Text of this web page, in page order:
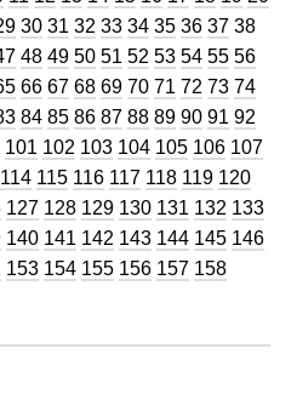
Trang
30 Trang
31 Trang
32 Trang
33 Trang
34 Trang
35 Trang
36 Trang
37 Trang
38
Trang
48 Trang
49 Trang
50 Trang
51 Trang
52 Trang
53 Trang
54 Trang
55 Trang
56
Trang
66 Trang
67 Trang
68 Trang
69 Trang
70 Trang
71 Trang
72 Trang
73 Trang
74
Trang
84 Trang
85 Trang
86 Trang
87 Trang
88 Trang
89 Trang
90 Trang
91 Trang
92
Trang
101 Trang
102 Trang
103 Trang
104 Trang
105 Trang
106 Trang
107
Trang
114 Trang
115 Trang
116 Trang
117 Trang
118 Trang
119 Trang
120
Trang
127 Trang
128 Trang
129 Trang
130 Trang
131 Trang
132 Trang
133
Trang
140 Trang
141 Trang
142 Trang
143 Trang
144 Trang
145 Trang
146
Trang
153 Trang
154 Trang
155 Trang
156 Trang
157 Trang
158